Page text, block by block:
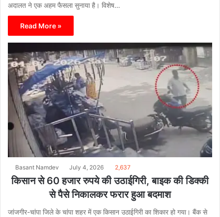
अदालत ने एक अहम फैसला सुनाया है। विशेष…
Read More »
Basant Namdev July 4, 2026 2,637
किसान से 60 हजार रुपये की उठाईगिरी, बाइक की डिक्की
से पैसे निकालकर फरार हुआ बदमाश
जांजगीर-चांपा जिले के चांपा शहर में एक किसान उठाईगिरी का शिकार हो गया। बैंक से